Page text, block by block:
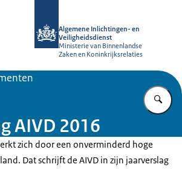
Algemene Inlichtingen- en
Veiligheidsdienst
Ministerie van Binnenlandse
Zaken en Koninkrijksrelaties
AIVD 2016
zich door een onverminderd hoge
Dat schrijft de AIVD in zijn jaarverslag